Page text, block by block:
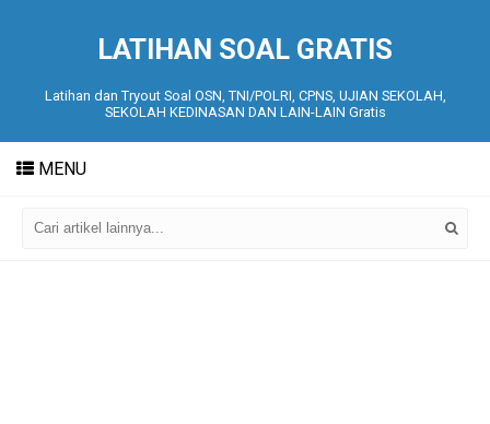
LATIHAN SOAL GRATIS
Latihan dan Tryout Soal OSN, TNI/POLRI, CPNS, UJIAN SEKOLAH,
SEKOLAH KEDINASAN DAN LAIN-LAIN Gratis
MENU